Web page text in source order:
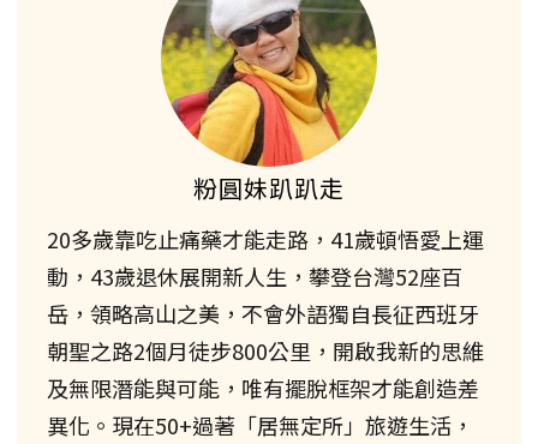
粉圓妹趴趴走
20多歲靠吃止痛藥才能走路，41歲頓悟愛上運
動，43歲退休展開新人生，攀登台灣52座百
岳，領略高山之美，不會外語獨自長征西班牙
朝聖之路2個月徒步800公里，開啟我新的思維
及無限潛能與可能，唯有擺脫框架才能創造差
異化。現在50+過著「居無定所」旅遊生活，